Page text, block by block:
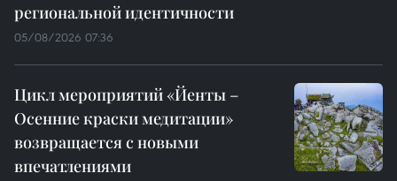
региональной идентичности
05/08/2026 07:36
Цикл мероприятий «Йенты –
Осенние краски медитации»
возвращается с новыми
впечатлениями